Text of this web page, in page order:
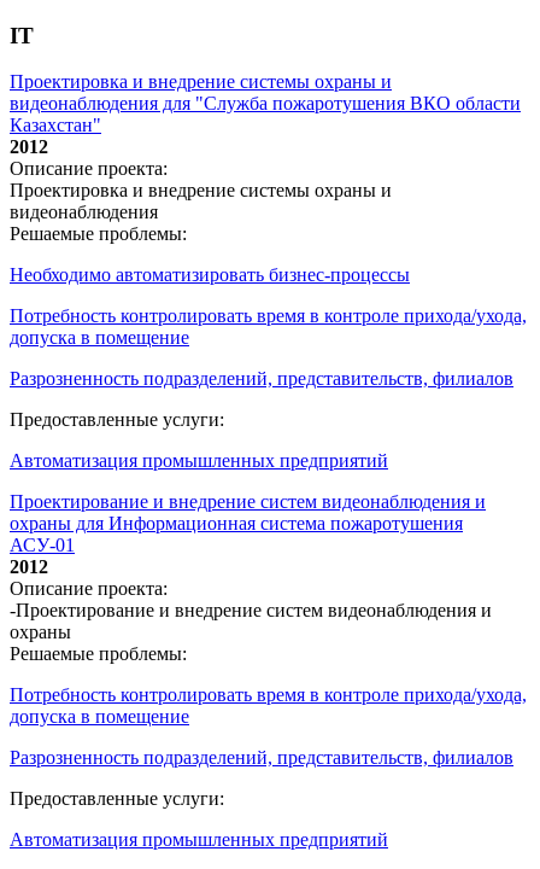
IT
Проектировка и внедрение системы охраны и
видеонаблюдения для "Служба пожаротушения ВКО области
Казахстан"
2012
Описание проекта:
Проектировка и внедрение системы охраны и
видеонаблюдения
Решаемые проблемы:
Необходимо автоматизировать бизнес-процессы
Потребность контролировать время в контроле прихода/ухода,
допуска в помещение
Разрозненность подразделений, представительств, филиалов
Предоставленные услуги:
Автоматизация промышленных предприятий
Проектирование и внедрение систем видеонаблюдения и
охраны для Информационная система пожаротушения
АСУ-01
2012
Описание проекта:
-Проектирование и внедрение систем видеонаблюдения и
охраны
Решаемые проблемы:
Потребность контролировать время в контроле прихода/ухода,
допуска в помещение
Разрозненность подразделений, представительств, филиалов
Предоставленные услуги:
Автоматизация промышленных предприятий